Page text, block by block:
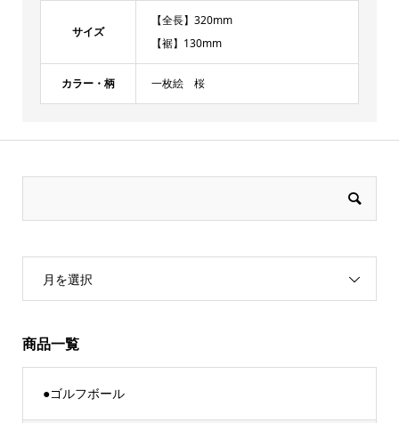
サイズ
【全長】320mm
【裾】130mm
カラー・柄 一枚絵 桜
月を選択
商品一覧
●ゴルフボール